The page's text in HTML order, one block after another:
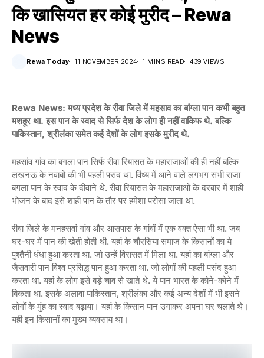
कि खासियत हर कोई मुरीद – Rewa
News
Rewa Today 11 NOVEMBER 2024 1 MINS READ 439 VIEWS
Rewa News: मध्य प्रदेश के रीवा जिले में महसाव का बांग्ला पान कभी बहुत
मशहूर था. इस पान के स्वाद से सिर्फ देश के लोग ही नहीं वाकिफ थे. बल्कि
पाकिस्तान, श्रीलंका समेत कई देशों के लोग इसके मुरीद थे.
महसांव गांव का बगला पान सिर्फ रीवा रियासत के महाराजाओं की ही नहीं बल्कि
लखनऊ के नवाबों की भी पहली पसंद था. विंध्य में आने वाले लगभग सभी राजा
बगला पान के स्वाद के दीवाने थे. रीवा रियासत के महाराजाओं के दरबार में शाही
भोजन के बाद इसे शाही पान के तौर पर हमेशा परोसा जाता था.
रीवा जिले के मनहसवां गांव और आसपास के गांवों में एक वक्त ऐसा भी था. जब
घर-घर में पान की खेती होती थी. यहां के चौरसिया समाज के किसानों का ये
पुश्तैनी धंधा हुआ करता था. जो उन्हें विरासत में मिला था. यहां का बांग्ला और
जैसवारी पान विश्व प्रसिद्ध पान हुआ करता था. जो लोगों की पहली पसंद हुआ
करता था. यहां के लोग इसे बड़े चाव से खाते थे. ये पान भारत के कोने-कोने में
बिकता था. इसके अलावा पाकिस्तान, श्रीलंका और कई अन्य देशों में भी इसने
लोगों के मुंह का स्वाद बढ़ाया। यहां के किसान पान उगाकर अपना घर चलाते थे।
यही इन किसानों का मुख्य व्यवसाय था।